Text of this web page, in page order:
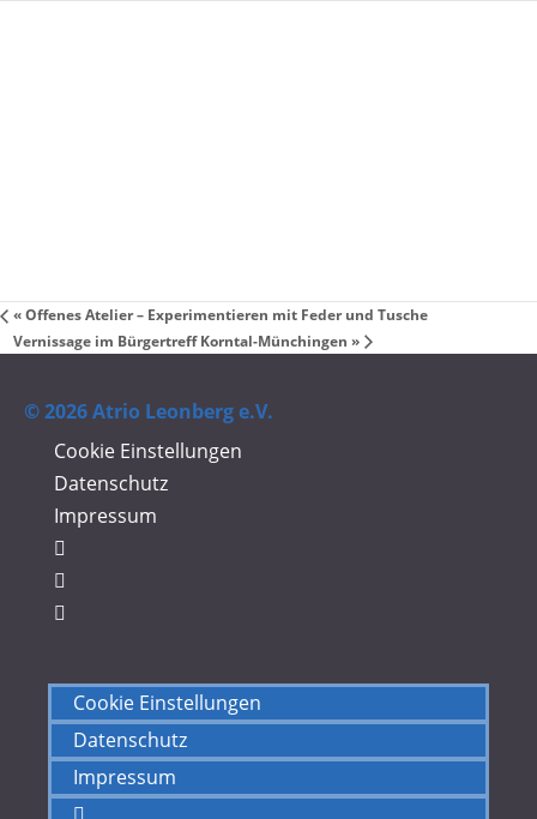
«Offenes Atelier – Experimentieren mit Feder und Tusche
Vernissage im Bürgertreff Korntal-Münchingen »
© 2026 Atrio Leonberg e.V.
Cookie Einstellungen
Datenschutz
Impressum
Cookie Einstellungen
Datenschutz
Impressum